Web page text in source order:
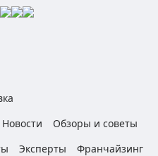
Новости
Обзоры и советы
Эксперты
Франчайзинг